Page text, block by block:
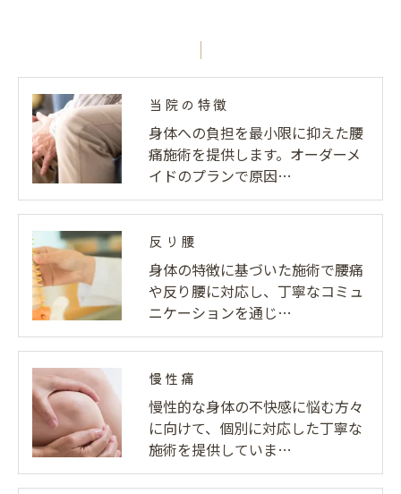
個人情報の開示･訂正･削除・利用停止の具体的手続
きにつきましては、お電話でお問合せ下さい。
当院の特徴
身体への負担を最小限に抑えた腰
痛施術を提供します。オーダーメ
イドのプランで原因…
反り腰
身体の特徴に基づいた施術で腰痛
や反り腰に対応し、丁寧なコミュ
ニケーションを通じ…
慢性痛
慢性的な身体の不快感に悩む方々
に向けて、個別に対応した丁寧な
施術を提供していま…